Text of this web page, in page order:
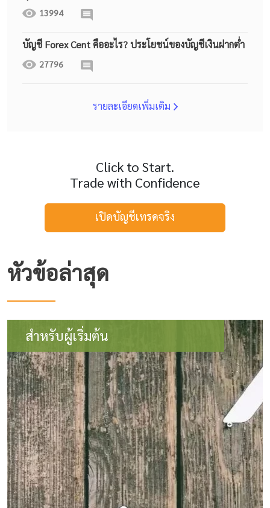
13994
บัญชี Forex Cent คืออะไร? ประโยชน์ของบัญชีเงินฝากต่ำ
27796
รายละเอียดเพิ่มเติม
Click to Start.
Trade with Confidence
เปิดบัญชีเทรดจริง
หัวข้อล่าสุด
สำหรับผู้เริ่มต้น